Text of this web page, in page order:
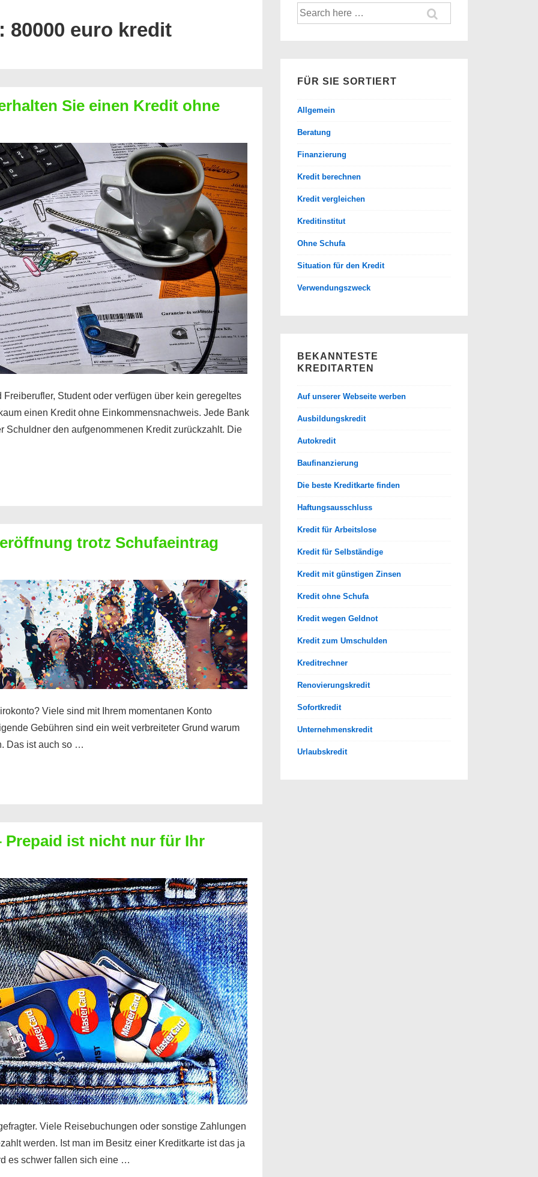
80000 euro kredit
Sie einen Kredit ohne
Student oder verfügen über kein geregeltes
einen Kredit ohne Einkommensnachweis. Jede Bank
Schuldner den aufgenommenen Kredit zurückzahlt. Die
trotz Schufaeintrag
Viele sind mit Ihrem momentanen Konto
Gebühren sind ein weit verbreiteter Grund warum
Das ist auch so …
Prepaid ist nicht nur für Ihr
Viele Reisebuchungen oder sonstige Zahlungen
werden. Ist man im Besitz einer Kreditkarte ist das ja
es schwer fallen sich eine …
Suche
nach:
FÜR SIE SORTIERT
Allgemein
Beratung
Finanzierung
Kredit berechnen
Kredit vergleichen
Kreditinstitut
Ohne Schufa
Situation für den Kredit
Verwendungszweck
BEKANNTESTE
KREDITARTEN
Auf unserer Webseite werben
Ausbildungskredit
Autokredit
Baufinanzierung
Die beste Kreditkarte finden
Haftungsausschluss
Kredit für Arbeitslose
Kredit für Selbständige
Kredit mit günstigen Zinsen
Kredit ohne Schufa
Kredit wegen Geldnot
Kredit zum Umschulden
Kreditrechner
Renovierungskredit
Sofortkredit
Unternehmenskredit
Urlaubskredit